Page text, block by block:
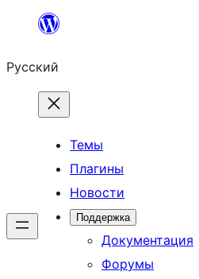
Перейти
содержимому
Русский
Темы
Плагины
Новости
Поддержка
Документация
Форумы